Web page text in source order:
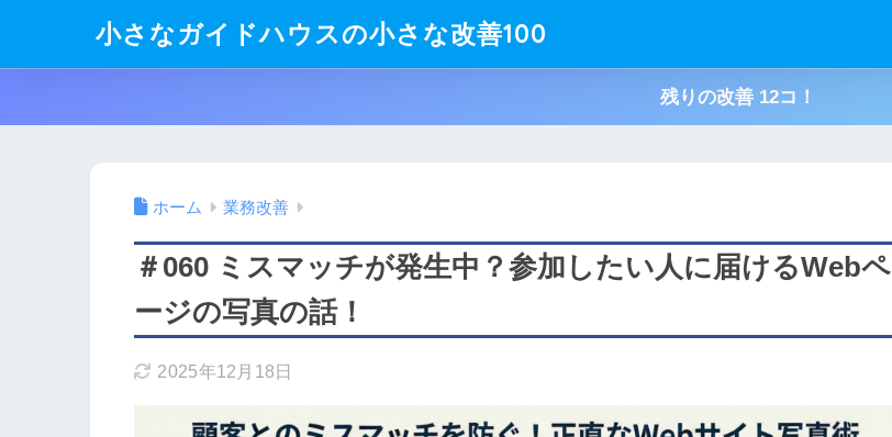
小さなガイドハウスの小さな改善100
残りの改善 12コ！
ホーム 業務改善
＃060 ミスマッチが発生中？参加したい人に届けるWebペ
ージの写真の話！
2025年12月18日